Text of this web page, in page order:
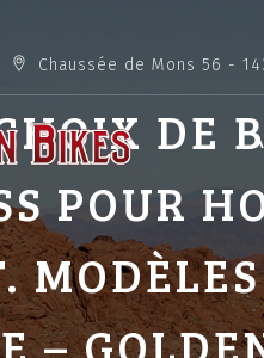
Chaussée de Mons 56 -
DE
POUR